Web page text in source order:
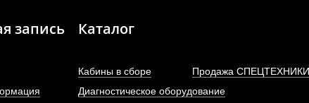
запись Каталог
Кабины в сборе
Продажа СПЕЦТЕХНИКИ
Диагностическое оборудование